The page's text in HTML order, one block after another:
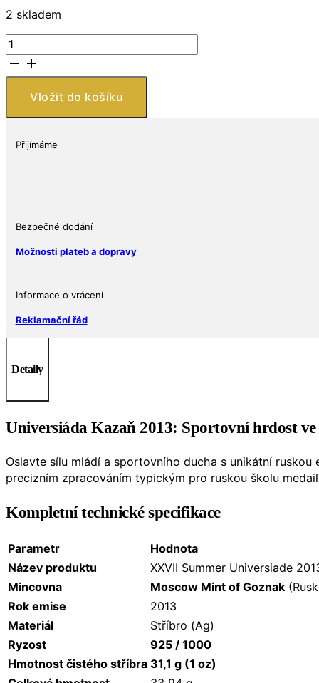
2 skladem
Stříbrná
mince
3
Rubly
univerziáda
(PP)
množství
Vložit do košíku
Přijímáme
Bezpečné dodání
Možnosti plateb a dopravy
Informace o vrácení
Reklamační řád
Detaily
Universiáda Kazaň 2013: Sportovní hrdost
Oslavte sílu mládí a sportovního ducha s unikátní ruskou
precizním zpracováním typickým pro ruskou školu
Kompletní technické specifikace
Parametr
Hodnota
Název produktu
XXVII Summer Universiade
Mincovna
Moscow Mint of Goznak
Rok emise
2013
Materiál
Stříbro (Ag)
Ryzost
925 / 1000
Hmotnost čistého stříbra 31,1 g (1 oz)